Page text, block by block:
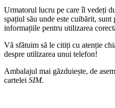
Urmatorul lucru pe care îl vedeți
spațiul său unde este cuibărit,
informațiile pentru utilizarea
Vă sfătuim să le citiți cu atenție
despre utilizarea unui telefon!
Ambalajul mai găzduiește, de
cartelei SIM.